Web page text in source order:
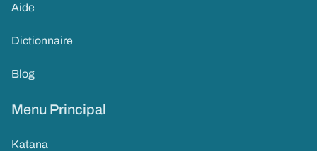
Aide
Dictionnaire
Blog
Menu Principal
Katana